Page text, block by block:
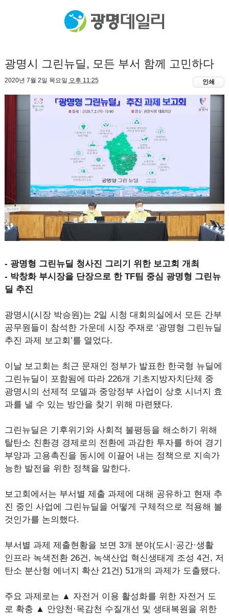
광명시 그린뉴딜, 모든 부서 함께 고민하다
2020년 7월 2일 목요일 오후 11:25 인쇄
- 광명형 그린뉴딜 청사진 그리기 위한 보고회 개최
- 박창화 부시장을 단장으로 한 TF팀 중심 광명형 그린뉴
딜 추진
광명시(시장 박승원)는 2일 시청 대회의실에서 모든 간부
공무원들이 참석한 가운데 시장 주재로 ‘광명형 그린뉴딜
추진 과제 보고회’를 열었다.
이날 보고회는 최근 문재인 정부가 발표한 한국형 뉴딜에
그린뉴딜이 포함됨에 따라 226개 기초지방자치단체 중
광명시의 선제적 모델과 중앙정부 사업이 상호 시너지 효
과를 낼 수 있는 방안을 찾기 위해 마련됐다.
그린뉴딜은 기후위기와 사회적 불평등을 해소하기 위해
탈탄소 친환경 경제로의 전환에 과감한 투자를 하여 경기
부양과 고용촉진을 동시에 이끌어 내는 정책으로 지속가
능한 발전을 위한 정책을 말한다.
보고회에서는 부서별 제출 과제에 대해 공유하고 현재 추
진 중인 사업에 그린뉴딜을 어떻게 구체적으로 적용해 볼
것인가를 논의했다.
부서별 과제 제출현황을 보면 3개 분야(도시·공간·생활
인프라 녹색전환 26건, 녹색산업 혁신생태계 조성 4건, 저
탄소 분산형 에너지 확산 21건) 51개의 과제가 도출됐다.
주요 과제로는 ▲ 자전거 이용 활성화를 위한 자전거 도
로 확충 ▲ 안양천·목감천 수질개선 및 생태복원을 위한